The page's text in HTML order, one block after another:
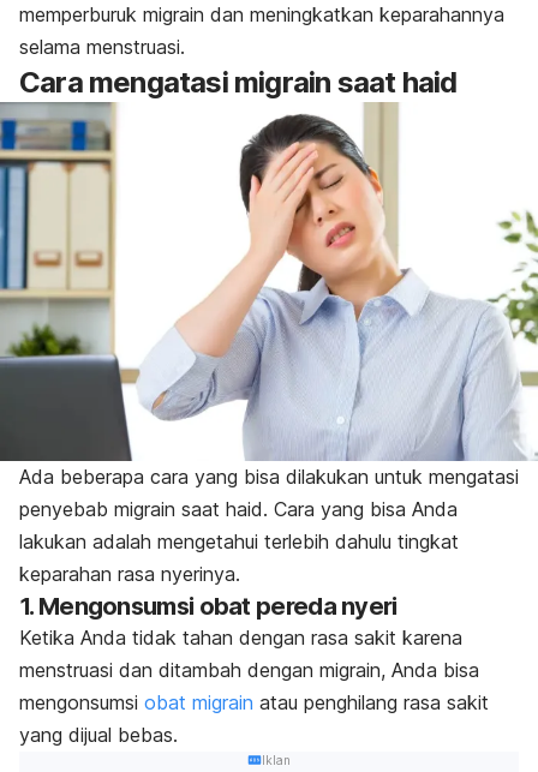
memperburuk migrain dan meningkatkan keparahannya
selama menstruasi.
Cara mengatasi migrain saat haid
Ada beberapa cara yang bisa dilakukan untuk mengatasi
penyebab migrain saat haid. Cara yang bisa Anda
lakukan adalah mengetahui terlebih dahulu tingkat
keparahan rasa nyerinya.
1. Mengonsumsi obat pereda nyeri
Ketika Anda tidak tahan dengan rasa sakit karena
menstruasi dan ditambah dengan migrain, Anda bisa
mengonsumsi obat migrain atau penghilang rasa sakit
yang dijual bebas.
Iklan